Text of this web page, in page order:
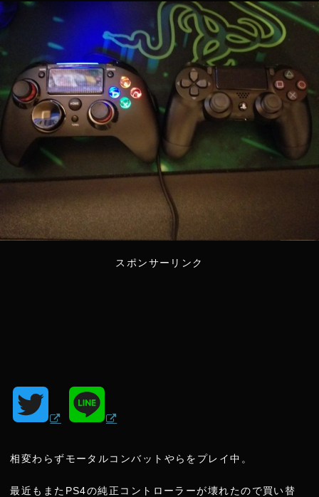
スポンサーリンク
相変わらずモータルコンバットやらをプレイ中。
最近もまたPS4の純正コントローラーが壊れたので買い替